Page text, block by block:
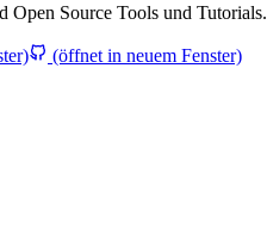
Open Source Tools und Tutorials.
(öffnet in neuem Fenster)